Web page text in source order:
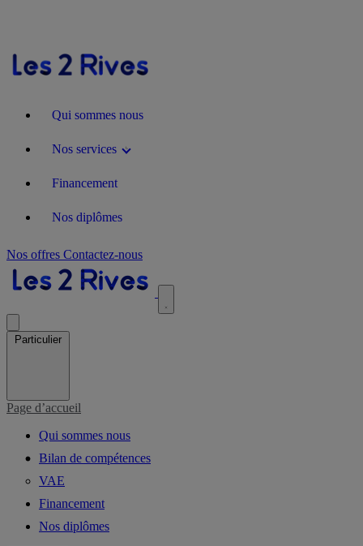
Qui sommes nous
Nos services
Financement
Nos diplômes
Nos offres Contactez-nous
Particulier
Page d’accueil
Qui sommes nous
Bilan de compétences
VAE
Financement
Nos diplômes